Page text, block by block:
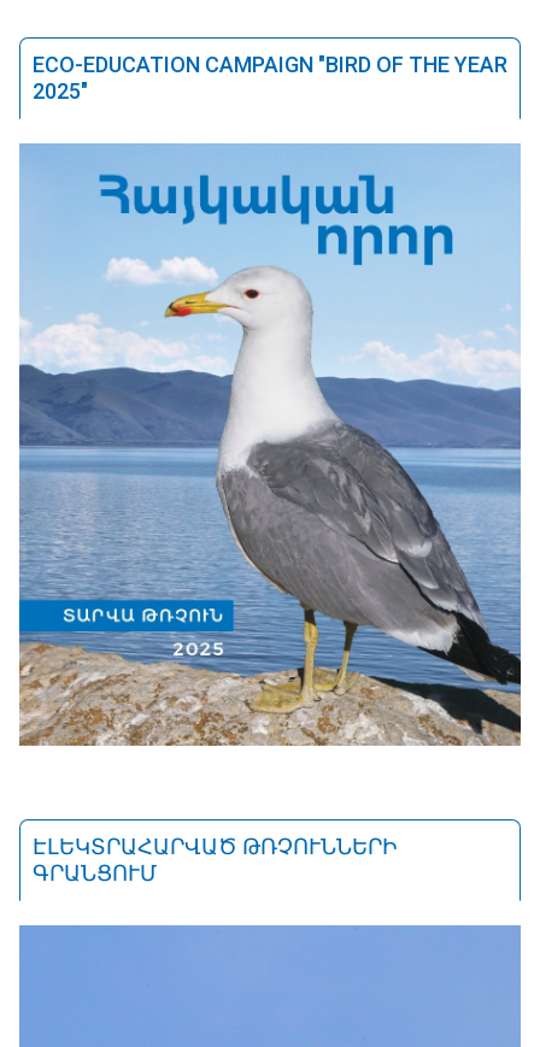
ECO-EDUCATION CAMPAIGN "BIRD OF THE YEAR
2025"
ԷԼԵԿՏՐԱՀԱՐՎԱԾ ԹՌՉՈՒՆՆԵՐԻ
ԳՐԱՆՑՈՒՄ